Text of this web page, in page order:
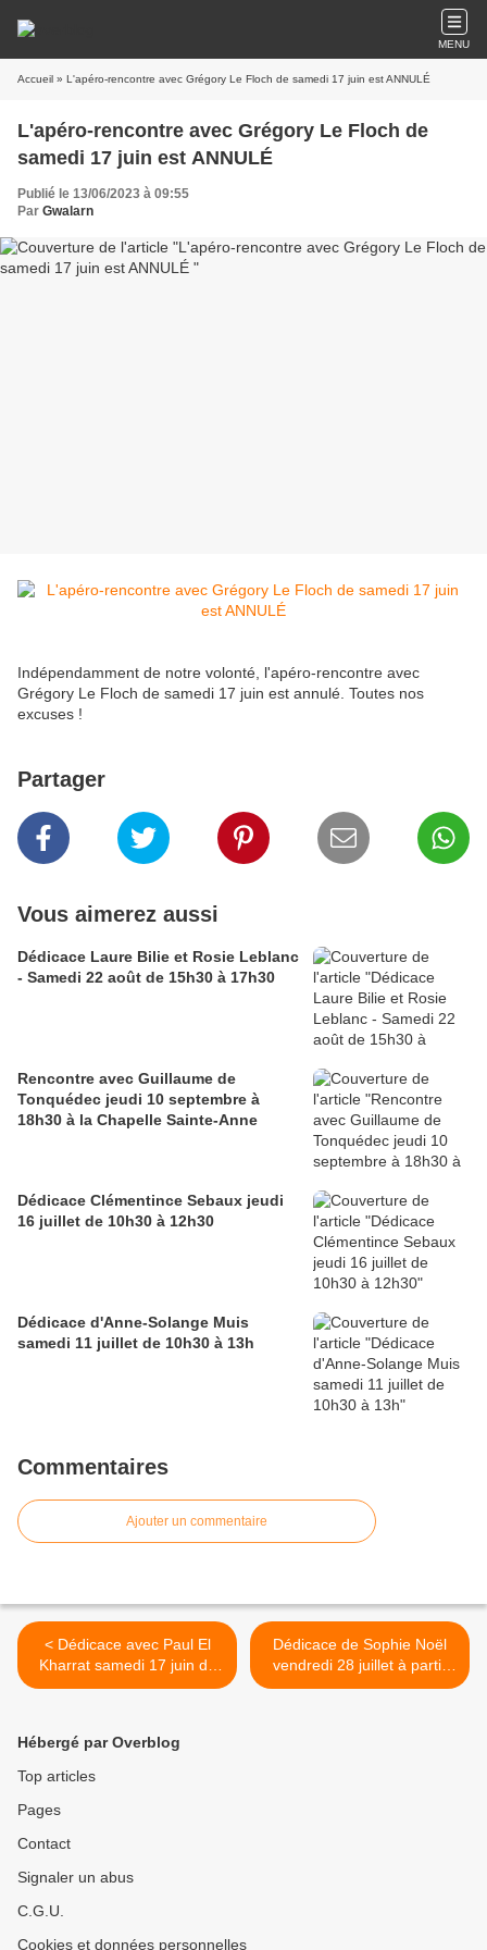
MENU
Accueil » L'apéro-rencontre avec Grégory Le Floch de samedi 17 juin est ANNULÉ
L'apéro-rencontre avec Grégory Le Floch de
samedi 17 juin est ANNULÉ
Publié le 13/06/2023 à 09:55
Par Gwalarn
Indépendamment de notre volonté, l'apéro-rencontre avec
Grégory Le Floch de samedi 17 juin est annulé. Toutes nos
excuses !
Partager
Vous aimerez aussi
Dédicace Laure Bilie et Rosie Leblanc
- Samedi 22 août de 15h30 à 17h30
Rencontre avec Guillaume de
Tonquédec jeudi 10 septembre à
18h30 à la Chapelle Sainte-Anne
Dédicace Clémentince Sebaux jeudi
16 juillet de 10h30 à 12h30
Dédicace d'Anne-Solange Muis
samedi 11 juillet de 10h30 à 13h
Commentaires
Ajouter un commentaire
< Dédicace avec Paul El
Kharrat samedi 17 juin de
16h à 19h
Dédicace de Sophie Noël
vendredi 28 juillet à partir
de 10h30 >
Hébergé par Overblog
Top articles
Pages
Contact
Signaler un abus
C.G.U.
Cookies et données personnelles